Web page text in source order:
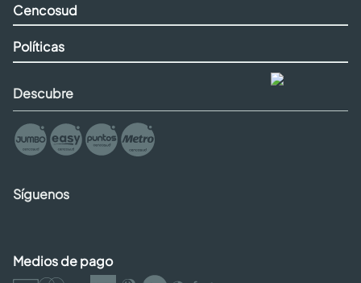
Cencosud
Políticas
Descubre
Síguenos
Medios de pago